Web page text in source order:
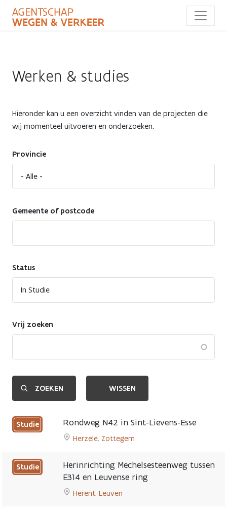
naar
Werken & studies
Hieronder kan u een overzicht vinden van de projecten die
wij momenteel uitvoeren en onderzoeken.
Provincie
Gemeente of postcode
Status
Vrij zoeken
Studie Rondweg N42 in Sint-Lievens-Esse
Herzele, Zottegem
to
N42
in
Studie
Herinrichting Mechelsesteenweg tussen
E314 en Leuvense ring
Herent, Leuven